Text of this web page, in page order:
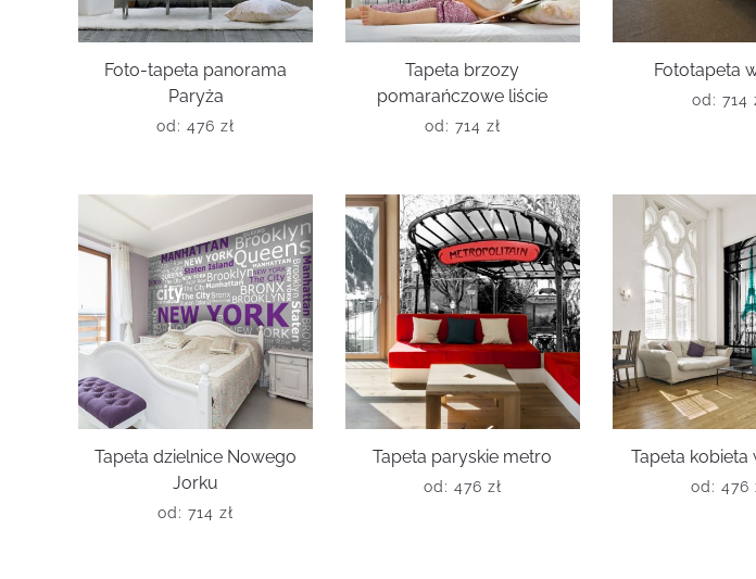
Foto-tapeta panorama
Paryża
od: 476 zł
Tapeta brzozy
pomarańczowe liście
od: 714 zł
Fototapeta
od: 714
Tapeta dzielnice Nowego
Jorku
od: 714 zł
Tapeta paryskie metro
od: 476 zł
Tapeta kobieta
od: 476